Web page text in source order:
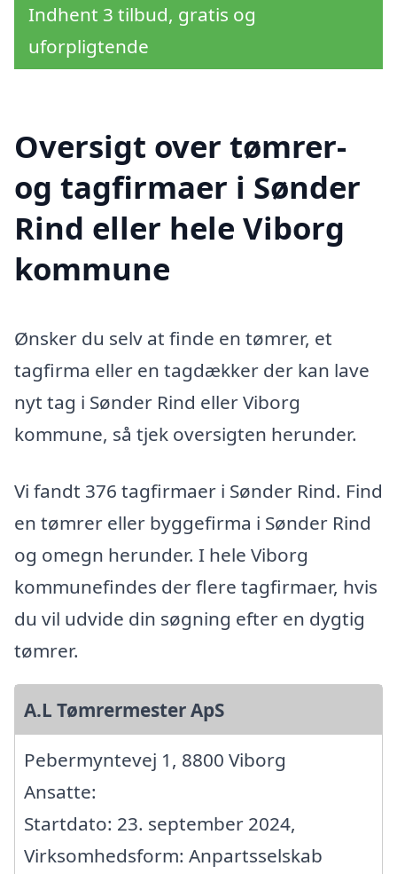
Indhent 3 tilbud, gratis og
uforpligtende
Oversigt over tømrer-
og tagfirmaer i Sønder
Rind eller hele Viborg
kommune
Ønsker du selv at finde en tømrer, et
tagfirma eller en tagdækker der kan lave
nyt tag i Sønder Rind eller Viborg
kommune, så tjek oversigten herunder.
Vi fandt 376 tagfirmaer i Sønder Rind. Find
en tømrer eller byggefirma i Sønder Rind
og omegn herunder. I hele Viborg
kommunefindes der flere tagfirmaer, hvis
du vil udvide din søgning efter en dygtig
tømrer.
A.L Tømrermester ApS
Pebermyntevej 1, 8800 Viborg
Ansatte:
Startdato: 23. september 2024,
Virksomhedsform: Anpartsselskab